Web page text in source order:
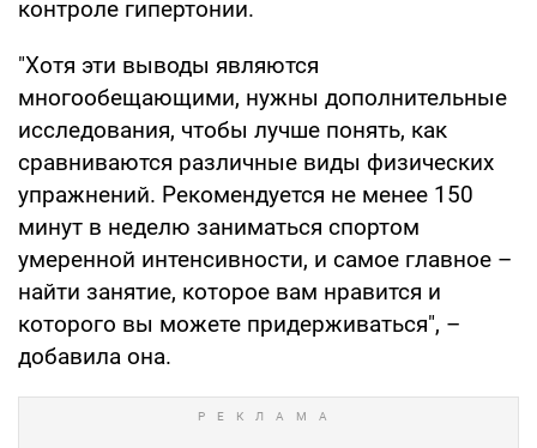
контроле гипертонии.
"Хотя эти выводы являются
многообещающими, нужны дополнительные
исследования, чтобы лучше понять, как
сравниваются различные виды физических
упражнений. Рекомендуется не менее 150
минут в неделю заниматься спортом
умеренной интенсивности, и самое главное –
найти занятие, которое вам нравится и
которого вы можете придерживаться", –
добавила она.